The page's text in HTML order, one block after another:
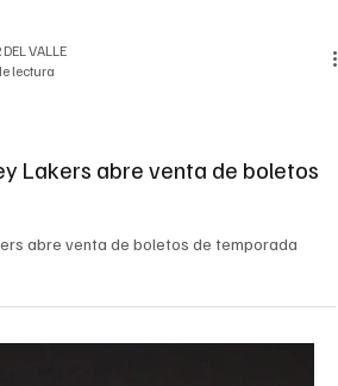
VALLE
lectura
Campeón de la "Independece